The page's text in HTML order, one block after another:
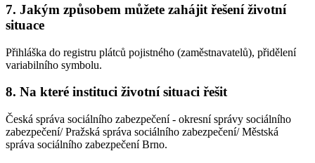
7. Jakým způsobem můžete zahájit řešení životní
situace
Přihláška do registru plátců pojistného (zaměstnavatelů), přidělení
variabilního symbolu.
8. Na které instituci životní situaci řešit
Česká správa sociálního zabezpečení - okresní správy sociálního
zabezpečení/ Pražská správa sociálního zabezpečení/ Městská
správa sociálního zabezpečení Brno.